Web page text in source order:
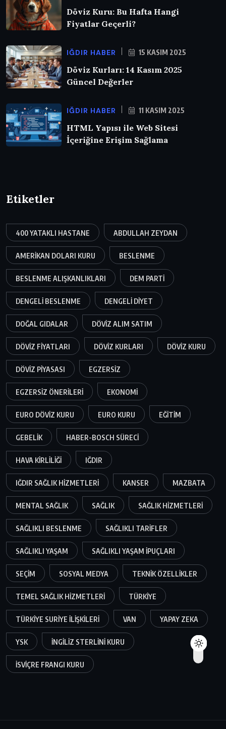
Döviz Kuru: Bu Hafta Hangi
Fiyatlar Geçerli?
IĞDIR HABER 15 KASIM 2025
Döviz Kurları: 14 Kasım 2025
Güncel Değerler
IĞDIR HABER 11 KASIM 2025
HTML Yapısı ile Web Sitesi
İçeriğine Erişim Sağlama
Etiketler
400 YATAKLI HASTANE ABDULLAH ZEYDAN
AMERIKAN DOLARI KURU BESLENME
BESLENME ALIŞKANLIKLARI DEM PARTI
DENGELI BESLENME DENGELI DIYET
DOĞAL GIDALAR DÖVIZ ALIM SATIM
DÖVIZ FIYATLARI DÖVIZ KURLARI DÖVIZ KURU
DÖVIZ PIYASASI EGZERSIZ
EGZERSIZ ÖNERILERI EKONOMI
EURO DÖVIZ KURU EURO KURU EĞITIM
GEBELIK HABER-BOSCH SÜRECI
HAVA KIRLILIĞI IĞDIR
IĞDIR SAĞLIK HIZMETLERI KANSER MAZBATA
MENTAL SAĞLIK SAĞLIK SAĞLIK HIZMETLERI
SAĞLIKLI BESLENME SAĞLIKLI TARIFLER
SAĞLIKLI YAŞAM SAĞLIKLI YAŞAM IPUÇLARI
SEÇIM SOSYAL MEDYA TEKNIK ÖZELLIKLER
TEMEL SAĞLIK HIZMETLERI TÜRKIYE
TÜRKIYE SURIYE ILIŞKILERI VAN YAPAY ZEKA
YSK İNGILIZ STERLINI KURU
İSVIÇRE FRANGI KURU